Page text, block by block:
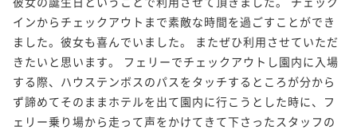
インからチェックアウトまで素敵な時間を過ごすことができ
ました。彼女も喜んでいました。 またぜひ利用させていただ
きたいと思います。 フェリーでチェックアウトし園内に入場
する際、ハウステンボスのパスをタッチするところが分から
ず諦めてそのままホテルを出て園内に行こうとした時に、フ
ェリー乗り場から走って声をかけてきて下さったスタッフの